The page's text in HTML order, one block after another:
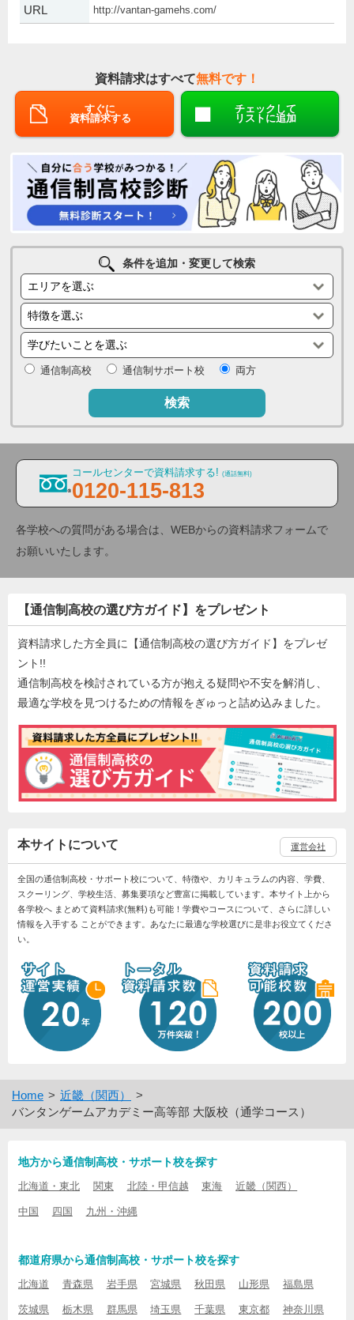
URL
http://vantan-gamehs.com/
資料請求はすべて無料です！
すぐに
資料請求する
チェックして
リストに追加
条件を追加・変更して検索
通信制高校 通信制サポート校 両方
検索
コールセンターで資料請求する! (通話無料)
0120-115-813
各学校への質問がある場合は、WEBからの資料請求フォームで
お願いいたします。
【通信制高校の選び方ガイド】をプレゼント
資料請求した方全員に【通信制高校の選び方ガイド】をプレゼ
ント!!
通信制高校を検討されている方が抱える疑問や不安を解消し、
最適な学校を見つけるための情報をぎゅっと詰め込みました。
本サイトについて 運営会社
全国の通信制高校・サポート校について、特徴や、カリキュラムの内容、学費、
スクーリング、学校生活、募集要項など豊富に掲載しています。本サイト上から
各学校へ まとめて資料請求(無料)も可能！学費やコースについて、さらに詳しい
情報を入手する ことができます。あなたに最適な学校選びに是非お役立てくださ
い。
Home
近畿（関西）
バンタンゲームアカデミー高等部 大阪校（通学コース）
地方から通信制高校・サポート校を探す
北海道・東北 関東 北陸・甲信越 東海 近畿（関西）
中国 四国 九州・沖縄
都道府県から通信制高校・サポート校を探す
北海道 青森県 岩手県 宮城県 秋田県 山形県 福島県
茨城県 栃木県 群馬県 埼玉県 千葉県 東京都 神奈川県